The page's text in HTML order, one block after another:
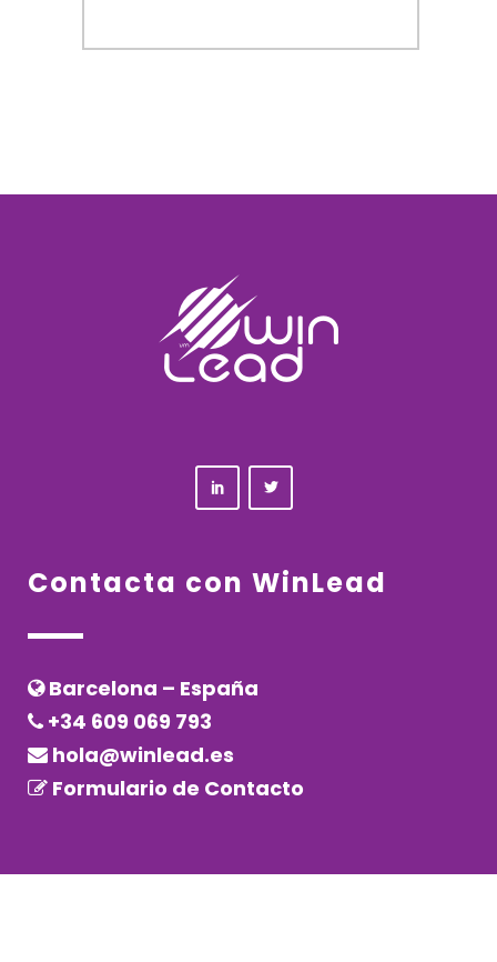
Contacta con WinLead
Barcelona – España
+34 609 069 793
hola@winlead.es
Formulario de Contacto